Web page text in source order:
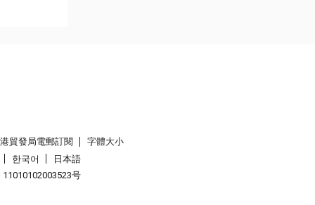
貿發局電郵訂閱
字體大小
한국어
日本語
号